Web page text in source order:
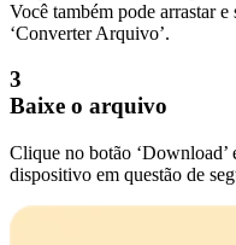
Você também pode arrastar
‘Converter Arquivo’.
3
Baixe o arquivo
Clique no botão ‘Download’
dispositivo em questão de